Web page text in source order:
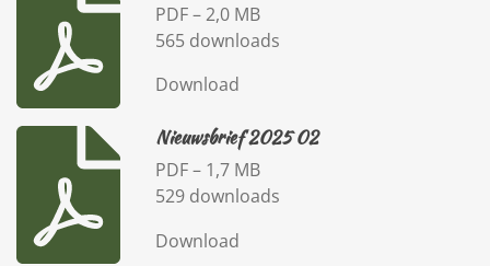
PDF – 2,0 MB
565 downloads
Download
Nieuwsbrief 2025 02
PDF – 1,7 MB
529 downloads
Download